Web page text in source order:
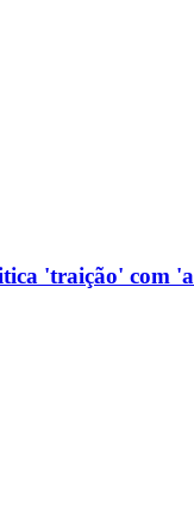
'traição' com